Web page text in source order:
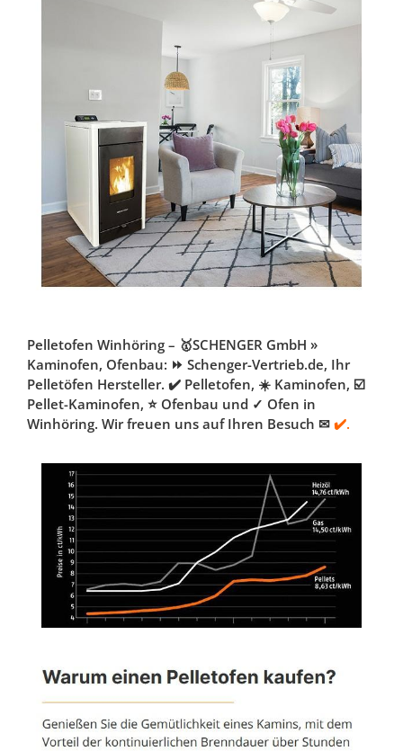
Pelletofen Winhöring – 🥇SCHENGER GmbH »
Kaminofen, Ofenbau: ⏩ Schenger-Vertrieb.de, Ihr
Pelletöfen Hersteller. ✔️ Pelletofen, ☀️ Kaminofen, ☑️
Pellet-Kaminofen, ⭐ Ofenbau und ✓ Ofen in
Winhöring. Wir freuen uns auf Ihren Besuch ✉ ✔️.